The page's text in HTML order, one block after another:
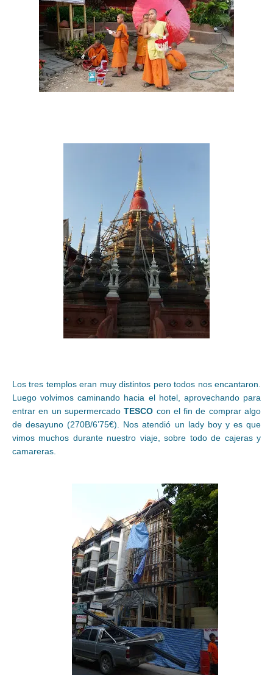
Los tres templos eran muy distintos pero todos nos encantaron.
Luego volvimos caminando hacia el hotel, aprovechando para
entrar en un supermercadoTESCO con el fin de comprar algo
de desayuno (270B/6’75€). Nos atendió un lady boy y es que
vimos muchos durante nuestro viaje, sobre todo de cajeras y
camareras.